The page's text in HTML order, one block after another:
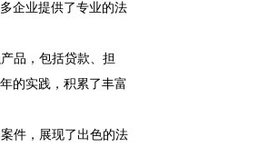
企业提供了专业的法
品，包括贷款、担
的实践，积累了丰富
件，展现了出色的法